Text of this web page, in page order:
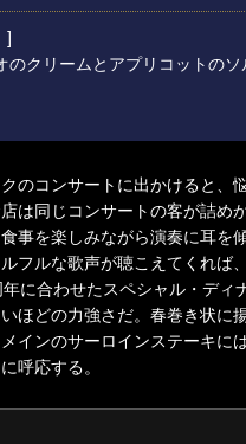
]
のクリームとアプリコットの
のコンサートに出かけると
は同じコンサートの客が詰
事を楽しみながら演奏に耳
フルな歌声が聴こえてくれば
に合わせたスペシャル・ディ
ほどの力強さだ。春巻き状
インのサーロインステーキ
呼応する。